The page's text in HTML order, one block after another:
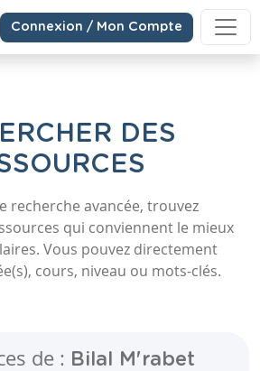
Connexion / Mon Compte
DES
recherche avancée, trouvez
qui conviennent le mieux
Vous pouvez directement
cours, niveau ou mots-clés.
de : Bilal M'rabet